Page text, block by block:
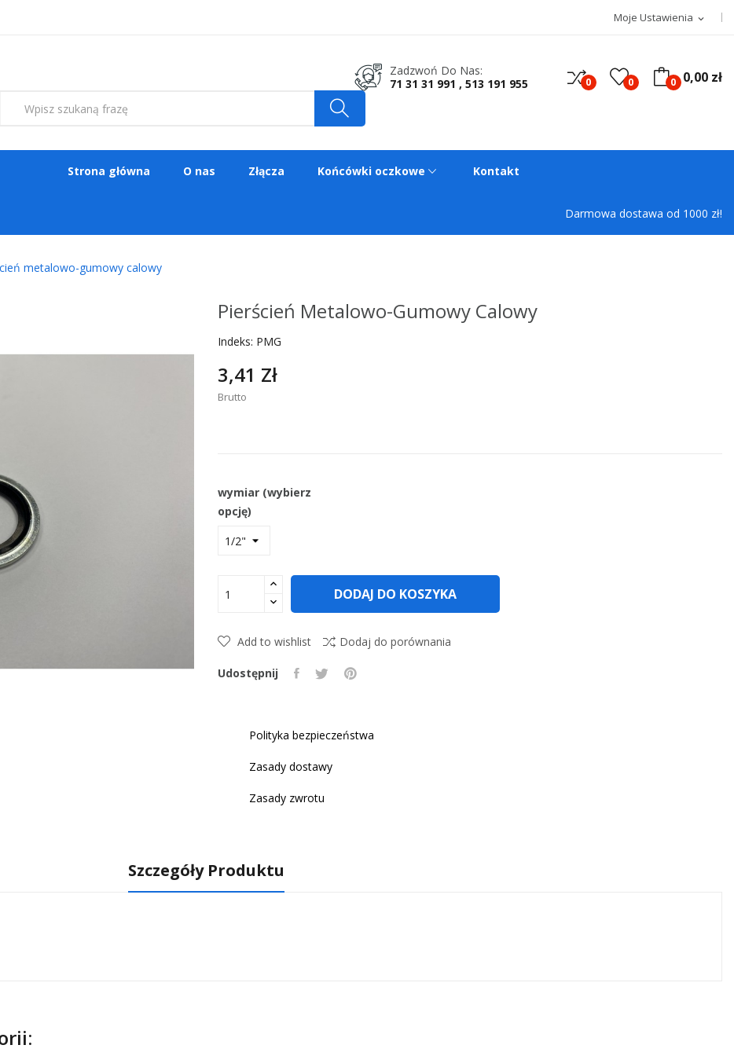
Moje Ustawienia expand_more
0 0,00 zł
0
0
Zadzwoń Do Nas:
71 31 31 991 , 513 191 955
Strona główna O nas Złącza Końcówki oczkowe Kontakt
Darmowa dostawa od 1000 zł!
metalowo-gumowy calowy
Pierścień Metalowo-Gumowy Calowy
Indeks: PMG
3,41 Zł
Brutto
wymiar (wybierz
opcję)
DODAJ DO KOSZYKA
Add to wishlist Dodaj do porównania
Udostępnij
Polityka bezpieczeństwa
Zasady dostawy
Zasady zwrotu
Szczegóły Produktu